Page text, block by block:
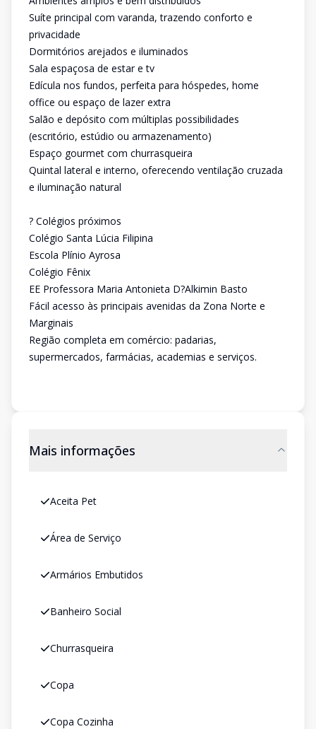
Suíte principal com varanda, trazendo conforto e
privacidade
Dormitórios arejados e iluminados
Sala espaçosa de estar e tv
Edícula nos fundos, perfeita para hóspedes, home
office ou espaço de lazer extra
Salão e depósito com múltiplas possibilidades
(escritório, estúdio ou armazenamento)
Espaço gourmet com churrasqueira
Quintal lateral e interno, oferecendo ventilação cruzada
e iluminação natural
? Colégios próximos
Colégio Santa Lúcia Filipina
Escola Plínio Ayrosa
Colégio Fênix
EE Professora Maria Antonieta D?Alkimin Basto
Fácil acesso às principais avenidas da Zona Norte e
Marginais
Região completa em comércio: padarias,
supermercados, farmácias, academias e serviços.
Mais informações
Aceita Pet
Área de Serviço
Armários Embutidos
Banheiro Social
Churrasqueira
Copa
Copa Cozinha